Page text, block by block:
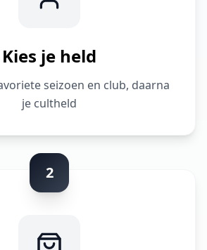
Kies je held
seizoen en club, daarna
je cultheld
2